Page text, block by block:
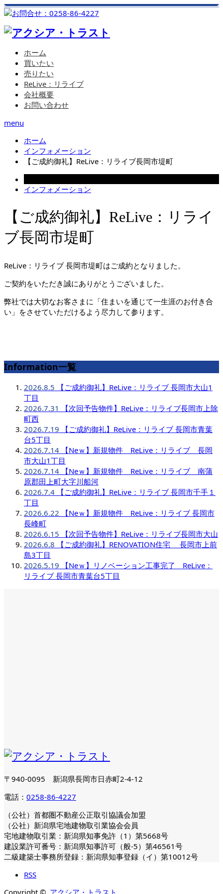
ホーム
買いたい
売りたい
ReLive：リライブ
会社概要
お問い合わせ
menu
ホーム
インフォメーション
【ご成約御礼】ReLive：リライブ長岡市堤町
インフォメーション
【ご成約御礼】ReLive：リライ
ブ長岡市堤町
ReLive：リライブ 長岡市堤町はご成約となりました。
ご契約をいただき誠にありがとうございました。
弊社では大切なお客さまに「住まいを通じて一生涯のお付き合
い」をさせていただけるよう尽力して参ります。
Information一覧
2026.8.5
【ご成約御礼】ReLive：リライブ 長岡市大山1
丁目
2026.7.31
【次回予告物件】ReLive：リライブ長岡市上除
町西
2026.7.19
【ご成約御礼】ReLive：リライブ 長岡市青葉
台5丁目
2026.7.14
【Neｗ】新規物件 ReLive：リライブ 長岡
市大山1丁目
2026.7.14
【Neｗ】新規物件 ReLive：リライブ 南蒲
原郡田上町大字川船河
2026.7.4
【ご成約御礼】ReLive：リライブ 長岡市千手１
丁目
2026.6.22
【Neｗ】新規物件 ReLive：リライブ 長岡市
長峰町
2026.6.15
【次回予告物件】ReLive：リライブ長岡市大山
2026.6.8
【ご成約御礼】RENOVATION住宅 長岡市上前
島3丁目
2026.5.19
【Neｗ】リノベーション工事完了 ReLive：
リライブ 長岡市青葉台5丁目
〒940-0095 新潟県長岡市日赤町2-4-12
電話： 0258-86-4227
（公社）首都圏不動産公正取引協議会加盟
（公社）新潟県宅地建物取引業協会会員
宅地建物取引業：新潟県知事免許（1）第5668号
建設業許可番号：新潟県知事許可（般-5）第46561号
二級建築士事務所登録：新潟県知事登録（イ）第10012号
RSS
Copyright © アクシア・トラスト